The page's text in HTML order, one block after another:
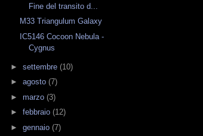
Fine del transito d...
M33 Triangulum Galaxy
IC5146 Cocoon Nebula -
Cygnus
► settembre (10)
► agosto (7)
► marzo (3)
► febbraio (12)
► gennaio (7)